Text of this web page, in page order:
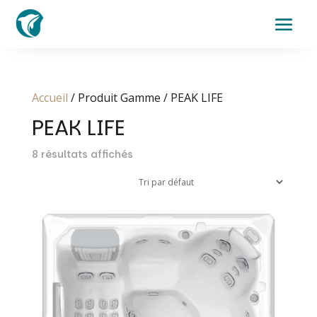
Accueil / Produit Gamme / PEAK LIFE
PEAK LIFE
8 résultats affichés